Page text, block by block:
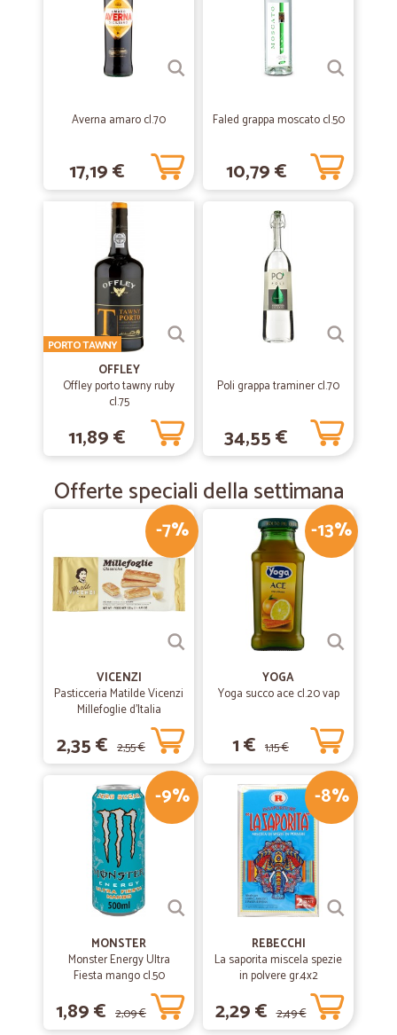
—
Tutto perfetto...il personale…
Esperienza da rifare ancora.
03/06/2019
Luca M.
ottimo prezzo tempi di consegna davvero…
ottimo prezzo tempi di consegna davvero veloci
—Massimo M.
stinchi di maiale precotti eccelente
stinchi di maiale precotti eccelente
—Marilena M.
Azienda seria. Purtroppo i prezzi sono un po' cari.
Averna amaro cl.70
17,19 €
Faled grappa moscato cl.50
10,79 €
OFFLEY
Offley porto tawny ruby
cl.75
PORTO TAWNY
11,89 €
Poli grappa traminer cl.70
34,55 €
Offerte speciali della settimana
-7%
VICENZI
Pasticceria Matilde Vicenzi
Millefoglie d'Italia
Classiche 125 gr.
2,35 € 2,55 €
-13%
YOGA
Yoga succo ace cl.20 vap
1 € 1,15 €
-9%
MONSTER
Monster Energy Ultra
Fiesta mango cl.50
1,89 € 2,09 €
-8%
REBECCHI
La saporita miscela spezie
in polvere gr.4x2
2,29 € 2,49 €